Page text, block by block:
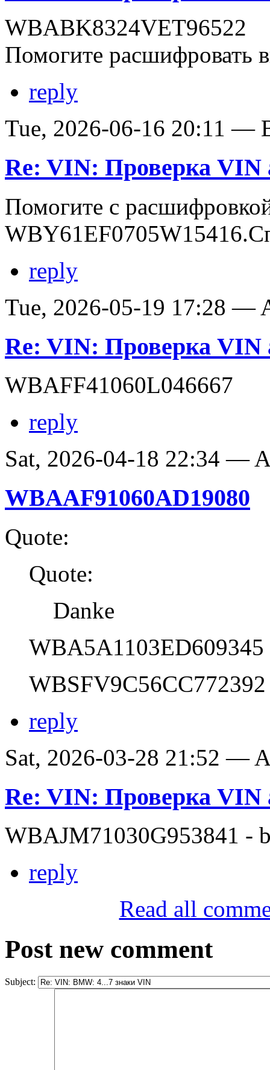
WBABK8324VET96522
Помогите расшифровать
reply
Tue, 2026-06-16 20:11 —
Re: VIN: Проверка VIN
Помогите с
reply
Tue, 2026-05-19 17:28 —
Re: VIN: Проверка VIN
WBAFF41060L046667
reply
Sat, 2026-04-18 22:34 —
WBAAF91060AD19080
Quote:
Quote:
Danke
WBA5A1103ED609345
WBSFV9C56CC772392
reply
Sat, 2026-03-28 21:52 —
Re: VIN: Проверка VIN
WBAJM71030G953841 -
reply
Read all
Post new comment
Subject: